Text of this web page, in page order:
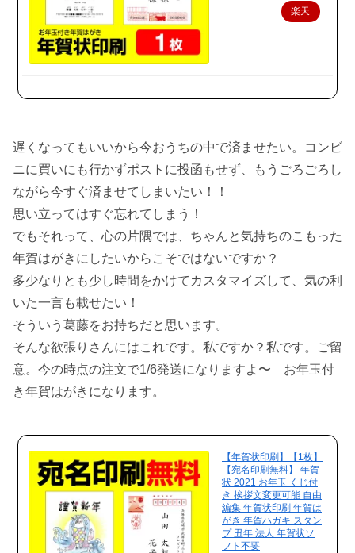
楽天
遅くなってもいいから今おうちの中で済ませたい。コンビ
ニに買いにも行かずポストに投函もせず、もうごろごろし
ながら今すぐ済ませてしまいたい！！
思い立ってはすぐ忘れてしまう！
でもそれって、心の片隅では、ちゃんと気持ちのこもった
年賀はがきにしたいからこそではないですか？
多少なりとも少し時間をかけてカスタマイズして、気の利
いた一言も載せたい！
そういう葛藤をお持ちだと思います。
そんな欲張りさんにはこれです。私ですか？私です。ご留
意。今の時点の注文で1/6発送になりますよ〜 お年玉付
き年賀はがきになります。
【年賀状印刷】【1枚】
【宛名印刷無料】 年賀
状 2021 お年玉 くじ付
き 挨拶文変更可能 自由
編集 年賀状印刷 年賀は
がき 年賀ハガキ スタン
プ 丑年 法人 年賀状ソ
フト不要